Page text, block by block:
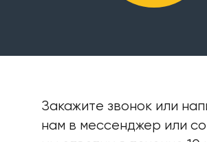
Закажите звонок или
нам в мессенджер или